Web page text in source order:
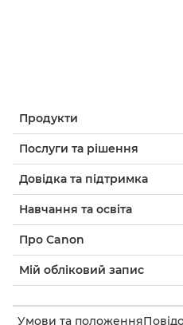
Продукти
Послуги та рішення
Довідка та підтримка
Навчання та освіта
Про Canon
Мій обліковий запис
Умови та положення